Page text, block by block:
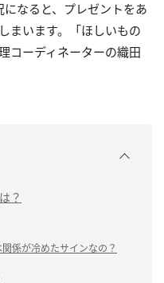
なると、プレゼントをあ
まいます。「ほしいもの
コーディネーターの織田
？
係が冷めたサインなの？